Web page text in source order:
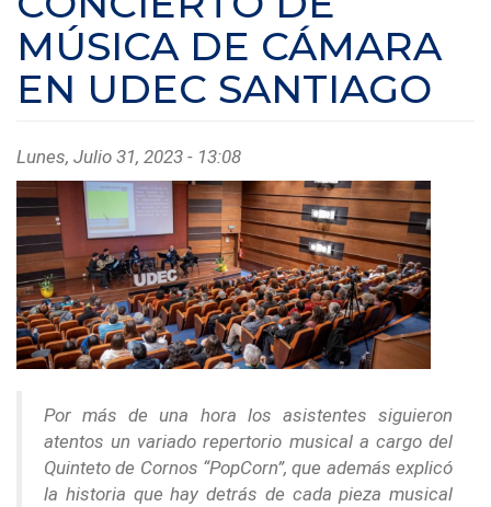
MÚSICA DE CÁMARA
EN UDEC SANTIAGO
Lunes, Julio 31, 2023 - 13:08
Por más de una hora los asistentes siguieron
atentos un variado repertorio musical a cargo del
Quinteto de Cornos “PopCorn”, que además explicó
la historia que hay detrás de cada pieza musical